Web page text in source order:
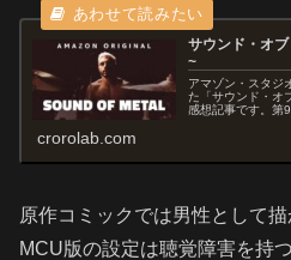
サウンド・オ
~
アマゾン・スタジ
た「サウンド・オ
感想記事です。第
crorolab.com
原作コミックでは男性として
MCU版の設定は聴覚障害を持つ